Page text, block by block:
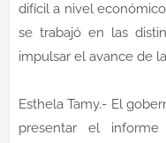
difícil a nivel
se trabajó en las
impulsar el avance de
Esthela Tamy.- El
presentar el